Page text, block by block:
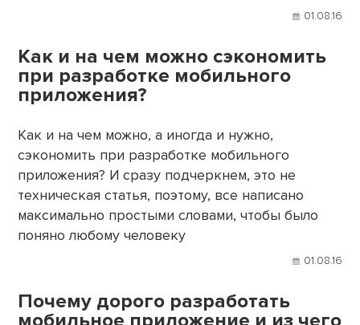
01.08.16
Как и на чем можно сэкономить
при разработке мобильного
приложения?
Как и на чем можно, а иногда и нужно,
сэкономить при разработке мобильного
приложения? И сразу подчеркнем, это не
техническая статья, поэтому, все написано
максимально простыми словами, чтобы было
поняно любому человеку
01.08.16
Почему дорого разработать